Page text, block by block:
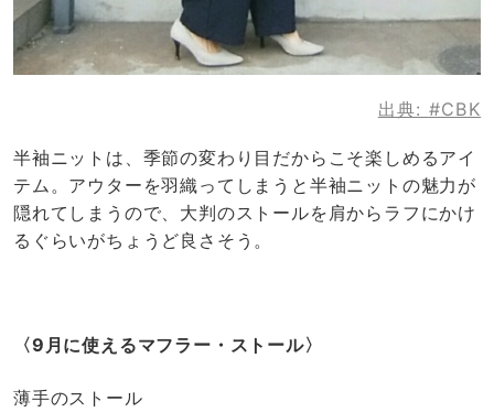
出典: #CBK
半袖ニットは、季節の変わり目だからこそ楽しめるアイ
テム。アウターを羽織ってしまうと半袖ニットの魅力が
隠れてしまうので、大判のストールを肩からラフにかけ
るぐらいがちょうど良さそう。
〈9月に使えるマフラー・ストール〉
薄手のストール